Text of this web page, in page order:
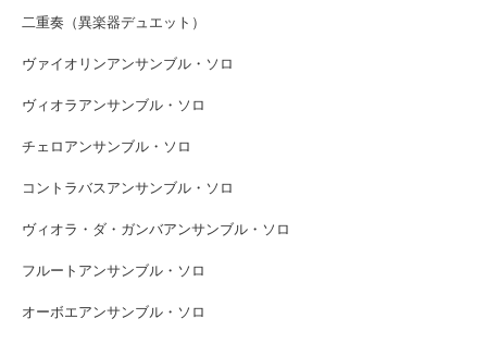
二重奏（異楽器デュエット）
ヴァイオリンアンサンブル・ソロ
ヴィオラアンサンブル・ソロ
チェロアンサンブル・ソロ
コントラバスアンサンブル・ソロ
ヴィオラ・ダ・ガンバアンサンブル・ソロ
フルートアンサンブル・ソロ
オーボエアンサンブル・ソロ